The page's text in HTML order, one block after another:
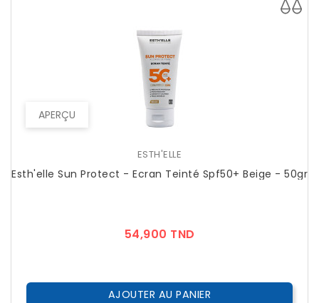
APERÇU
ESTH'ELLE
Esth'elle Sun Protect - Ecran Teinté Spf50+ Beige - 50gr
54,900 TND
AJOUTER AU PANIER